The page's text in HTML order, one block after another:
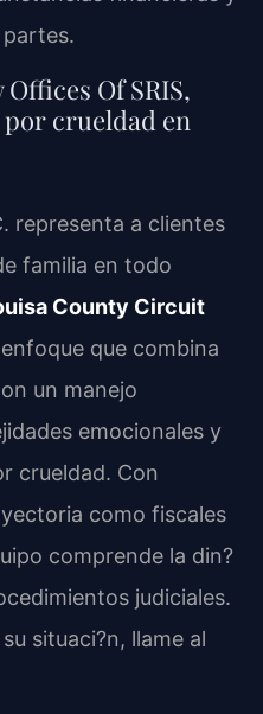
partes.
Of SRIS,
crueldad en
representa a clientes
familia en todo
County Circuit
que combina
un manejo
emocionales y
crueldad. Con
como fiscales
comprende la din?
judiciales.
situaci?n, llame al